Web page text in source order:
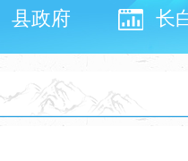
县政府 长